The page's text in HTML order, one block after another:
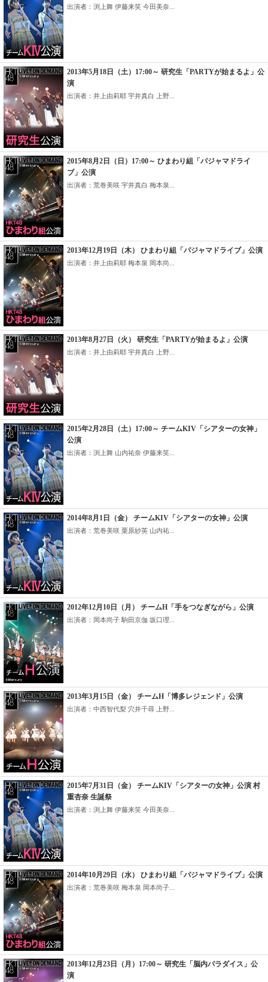
出演者：渕上舞 伊藤来笑 今田美奈...
2013年5月18日（土）17:00～ 研究生「PARTYが始まるよ」公
演
出演者：井上由莉耶 宇井真白 上野...
2015年8月2日（日）17:00～ ひまわり組「パジャマドライ
ブ」公演
出演者：荒巻美咲 宇井真白 梅本泉...
2013年12月19日（木） ひまわり組「パジャマドライブ」公演
出演者：井上由莉耶 梅本泉 岡本尚...
2013年8月27日（火） 研究生「PARTYが始まるよ」公演
出演者：井上由莉耶 宇井真白 上野...
2015年2月28日（土）17:00～ チームKIV「シアターの女神」
公演
出演者：渕上舞 山内祐奈 伊藤来笑...
2014年8月1日（金） チームKIV「シアターの女神」公演
出演者：荒巻美咲 栗原紗英 山内祐...
2012年12月10日（月） チームH「手をつなぎながら」公演
出演者：岡本尚子 駒田京伽 坂口理...
2013年3月15日（金） チームH「博多レジェンド」公演
出演者：中西智代梨 穴井千尋 上野...
2015年7月31日（金） チームKIV「シアターの女神」公演 村
重杏奈 生誕祭
出演者：渕上舞 伊藤来笑 今田美奈...
2014年10月29日（水） ひまわり組「パジャマドライブ」公演
出演者：荒巻美咲 梅本泉 岡本尚子...
2013年12月23日（月）17:00～ 研究生「脳内パラダイス」公
演